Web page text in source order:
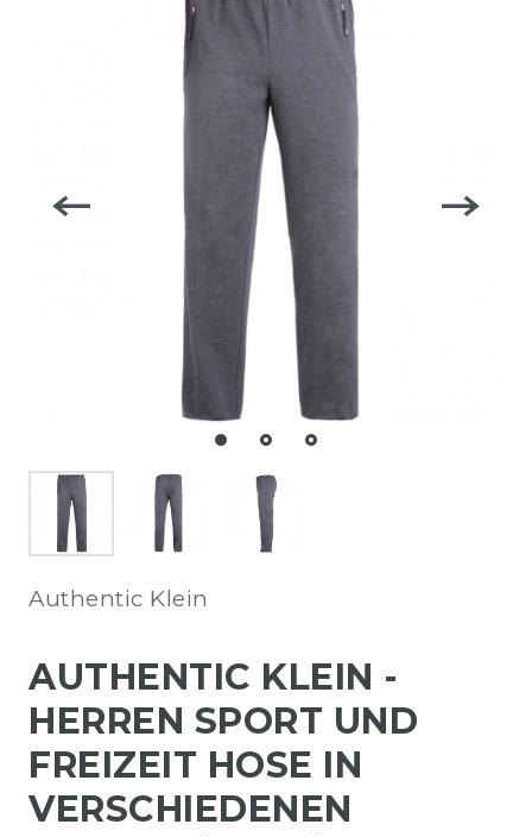
Authentic Klein
AUTHENTIC KLEIN -
HERREN SPORT UND
FREIZEIT HOSE IN
VERSCHIEDENEN